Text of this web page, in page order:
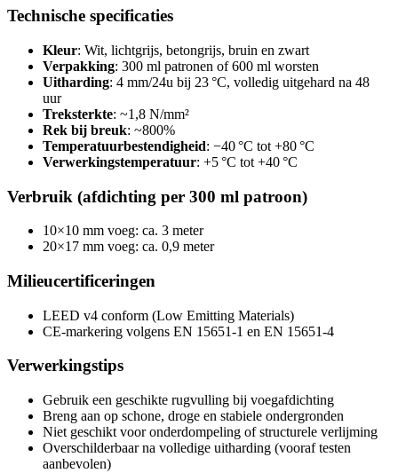
Technische specificaties
Kleur: Wit, lichtgrijs, betongrijs, bruin en zwart
Verpakking: 300 ml patronen of 600 ml worsten
Uitharding: 4 mm/24u bij 23 °C, volledig uitgehard na 48
uur
Treksterkte: ~1,8 N/mm²
Rek bij breuk: ~800%
Temperatuurbestendigheid: −40 °C tot +80 °C
Verwerkingstemperatuur: +5 °C tot +40 °C
Verbruik (afdichting per 300 ml patroon)
10×10 mm voeg: ca. 3 meter
20×17 mm voeg: ca. 0,9 meter
Milieucertificeringen
LEED v4 conform (Low Emitting Materials)
CE-markering volgens EN 15651-1 en EN 15651-4
Verwerkingstips
Gebruik een geschikte rugvulling bij voegafdichting
Breng aan op schone, droge en stabiele ondergronden
Niet geschikt voor onderdompeling of structurele verlijming
Overschilderbaar na volledige uitharding (vooraf testen
aanbevolen)